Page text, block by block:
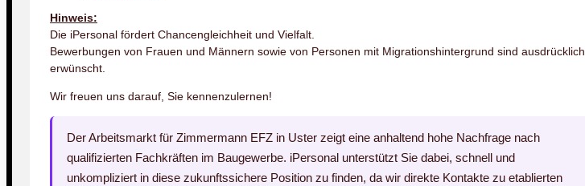
Hinweis:
Die iPersonal fördert Chancengleichheit und Vielfalt.
Bewerbungen von Frauen und Männern sowie von Personen mit Migrationshintergrund sind ausdrücklich
erwünscht.
Wir freuen uns darauf, Sie kennenzulernen!
Der Arbeitsmarkt für Zimmermann EFZ in Uster zeigt eine anhaltend hohe Nachfrage nach
qualifizierten Fachkräften im Baugewerbe. iPersonal unterstützt Sie dabei, schnell und
unkompliziert in diese zukunftssichere Position zu finden, da wir direkte Kontakte zu etablierten